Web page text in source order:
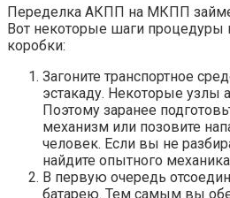
Переделка АКПП на МКПП
Вот некоторые шаги процедуры
коробки:
Загоните транспортное
эстакаду. Некоторые узлы
Поэтому заранее
механизм или позовите
человек. Если вы не
найдите опытного
В первую очередь
батарею. Тем самым вы